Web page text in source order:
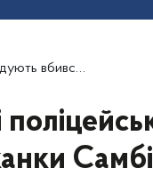
Самбірського району